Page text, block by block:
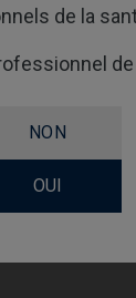
de la
NON
OUI